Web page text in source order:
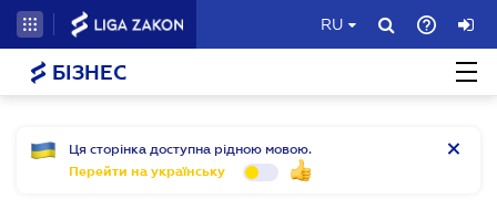
RU
БІЗНЕС
Ця сторінка доступна рідною мовою.
Перейти на українську